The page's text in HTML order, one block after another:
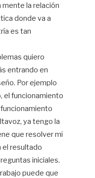
la relación
donde va a
es tan
quiero
entrando en
Por ejemplo
el funcionamiento
ya tengo la
que resolver mi
el resultado
iniciales.
puede que